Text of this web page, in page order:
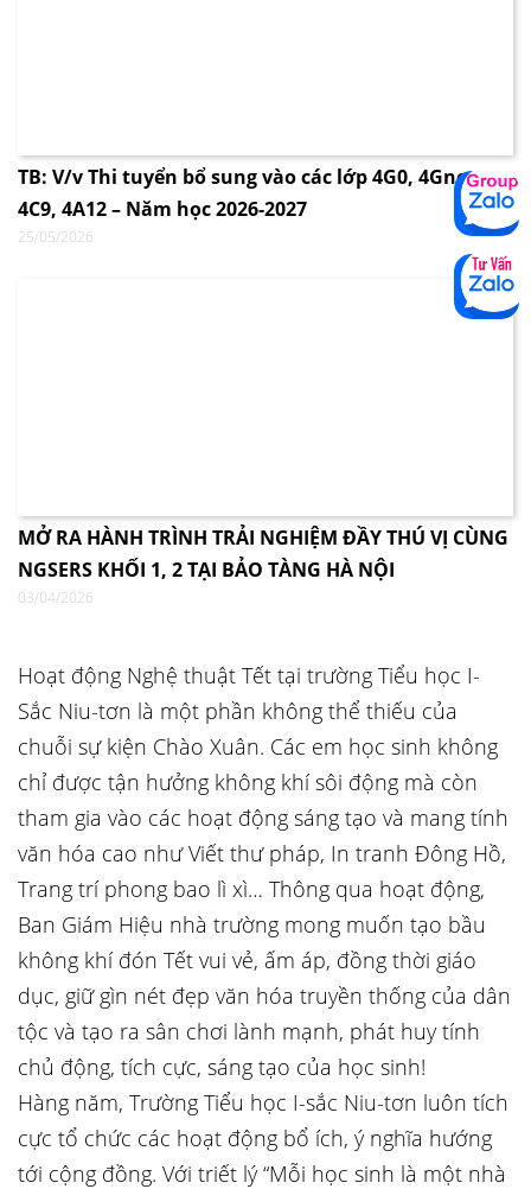
TB: V/v Thi tuyển bổ sung vào các lớp 4G0, 4Gnew,
4C9, 4A12 – Năm học 2026-2027
25/05/2026
MỞ RA HÀNH TRÌNH TRẢI NGHIỆM ĐẦY THÚ VỊ CÙNG
NGSERS KHỐI 1, 2 TẠI BẢO TÀNG HÀ NỘI
03/04/2026
Hoạt động Nghệ thuật Tết tại trường Tiểu học I-
Sắc Niu-tơn là một phần không thể thiếu của
chuỗi sự kiện Chào Xuân. Các em học sinh không
chỉ được tận hưởng không khí sôi động mà còn
tham gia vào các hoạt động sáng tạo và mang tính
văn hóa cao như Viết thư pháp, In tranh Đông Hồ,
Trang trí phong bao lì xì… Thông qua hoạt động,
Ban Giám Hiệu nhà trường mong muốn tạo bầu
không khí đón Tết vui vẻ, ấm áp, đồng thời giáo
dục, giữ gìn nét đẹp văn hóa truyền thống của dân
tộc và tạo ra sân chơi lành mạnh, phát huy tính
chủ động, tích cực, sáng tạo của học sinh!
Hàng năm, Trường Tiểu học I-sắc Niu-tơn luôn tích
cực tổ chức các hoạt động bổ ích, ý nghĩa hướng
tới cộng đồng. Với triết lý “Mỗi học sinh là một nhà